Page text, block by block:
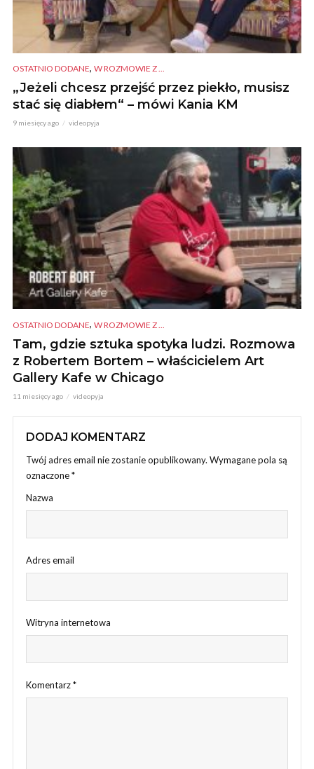
OSTATNIO DODANE, W ROZMOWIE Z ...
„Jeżeli chcesz przejść przez piekło, musisz
stać się diabłem“ – mówi Kania KM
9 miesięcy ago videopyja
OSTATNIO DODANE, W ROZMOWIE Z ...
Tam, gdzie sztuka spotyka ludzi. Rozmowa
z Robertem Bortem – właścicielem Art
Gallery Kafe w Chicago
11 miesięcy ago videopyja
DODAJ KOMENTARZ
Twój adres email nie zostanie opublikowany. Wymagane pola są
oznaczone*
Nazwa
Adres email
Witryna internetowa
Komentarz*